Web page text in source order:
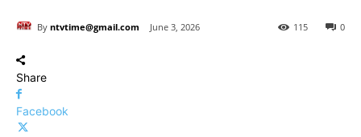
By ntvtime@gmail.com June 3, 2026 0
115
Share
Facebook